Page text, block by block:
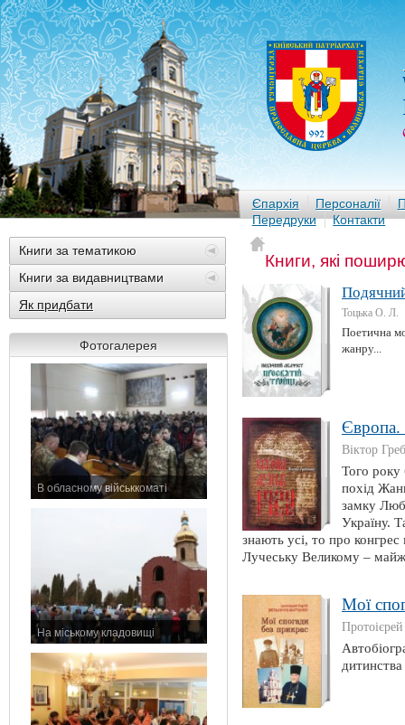
Єпархія Персоналії
Передруки
Контакти
Книги за тематикою
Книги за видавництвами
Як придбати
Фотогалерея
В обласному військкоматі
На міському кладовищі
Книги, які
Тоцька О. Л.
Поетична
жанру...
Віктор
Того року
похід
замку
Україну.
знають усі, то про
Лучеську Великому –
Мої